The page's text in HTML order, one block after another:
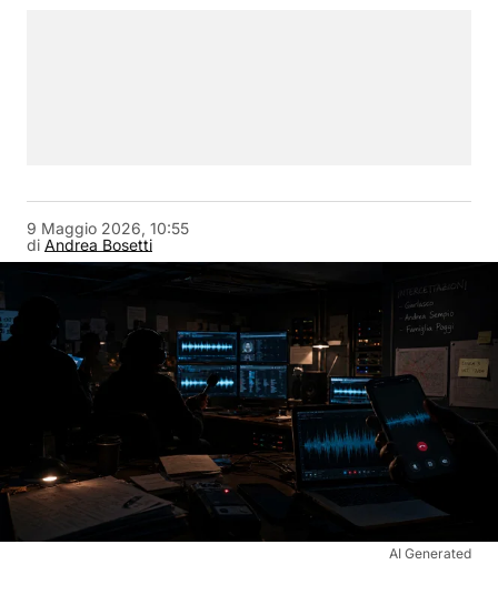
di Andrea Bosetti
9 Maggio 2026, 10:55
AI Generated